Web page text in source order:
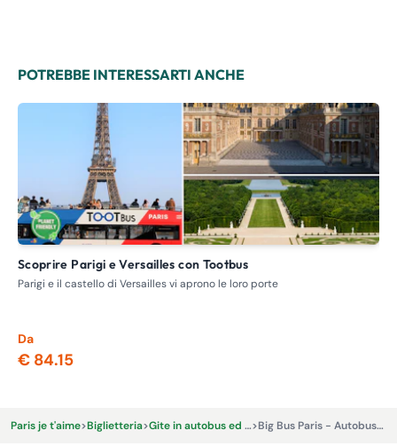
POTREBBE INTERESSARTI ANCHE
Scoprire Parigi e Versailles con Tootbus
Parigi e il castello di Versailles vi aprono le loro porte
Da
€ 84.15
Paris je t'aime>Biglietteria> Gite in autobus ed escursioni> Big Bus Paris - Autobus panoramico